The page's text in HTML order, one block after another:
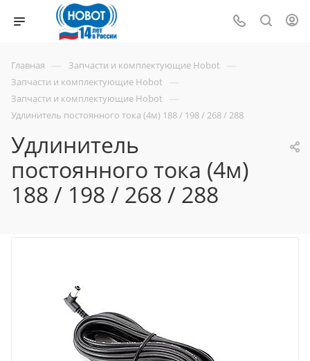
Главная — Запчасти и комплектующие Hobot —
Запчасти и комплектующие Hobot —
Запчасти и комплектующие Hobot —
Удлинитель постоянного тока (4м) 188 / 198 / 268 / 288
Удлинитель
постоянного тока (4м)
188 / 198 / 268 / 288